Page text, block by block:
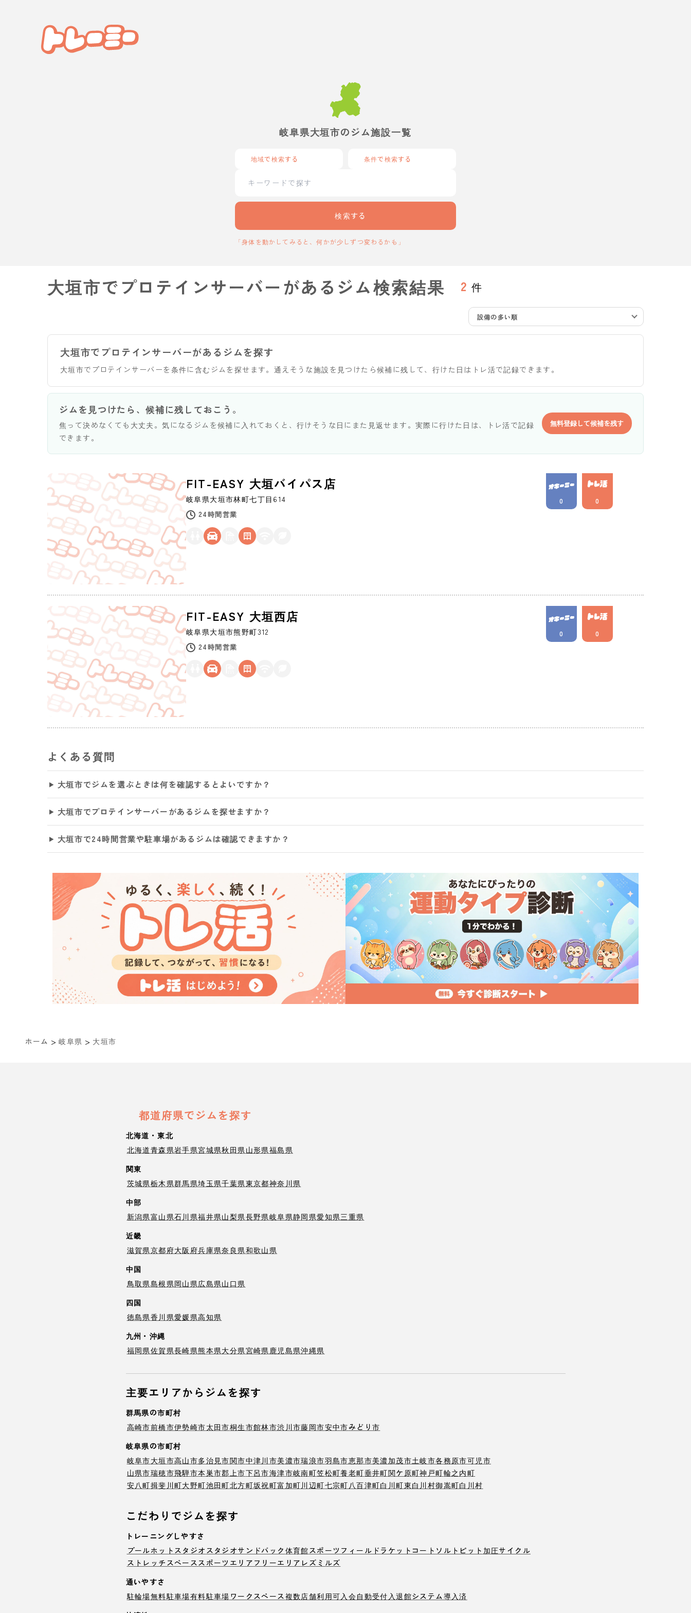
岐阜県大垣市のジム施設一覧
地域で検索する 条件で検索する
検索する
「身体を動かしてみると、何かが少しずつ変わるかも」
大垣市でプロテインサーバーがあるジム検索結果 2 件
設備の多い順
大垣市でプロテインサーバーがあるジムを探す
大垣市でプロテインサーバーを条件に含むジムを探せます。通えそうな施設を見つけたら候補に残して、行けた日はトレ活で記録できます。
ジムを見つけたら、候補に残しておこう。
焦って決めなくても大丈夫。気になるジムを候補に入れておくと、行けそうな日にまた見返せます。実際に行けた日は、トレ活で記録
できます。
無料登録して候補を残す
FIT-EASY 大垣バイパス店
岐阜県大垣市林町七丁目614
24時間営業
0 0
FIT-EASY 大垣西店
岐阜県大垣市熊野町312
24時間営業
0 0
よくある質問
大垣市でジムを選ぶときは何を確認するとよいですか？
大垣市でプロテインサーバーがあるジムを探せますか？
大垣市で24時間営業や駐車場があるジムは確認できますか？
ホーム > 岐阜県 > 大垣市
都道府県でジムを探す
北海道・東北
北海道青森県岩手県宮城県秋田県山形県福島県
関東
茨城県栃木県群馬県埼玉県千葉県東京都神奈川県
中部
新潟県富山県石川県福井県山梨県長野県岐阜県静岡県愛知県三重県
近畿
滋賀県京都府大阪府兵庫県奈良県和歌山県
中国
鳥取県島根県岡山県広島県山口県
四国
徳島県香川県愛媛県高知県
九州・沖縄
福岡県佐賀県長崎県熊本県大分県宮崎県鹿児島県沖縄県
主要エリアからジムを探す
群馬県の市町村
高崎市前橋市伊勢崎市太田市桐生市館林市渋川市藤岡市安中市みどり市
岐阜県の市町村
岐阜市大垣市高山市多治見市関市中津川市美濃市瑞浪市羽島市恵那市美濃加茂市土岐市各務原市可児市
山県市瑞穂市飛騨市本巣市郡上市下呂市海津市岐南町笠松町養老町垂井町関ケ原町神戸町輪之内町
安八町揖斐川町大野町池田町北方町坂祝町富加町川辺町七宗町 八百津町白川町東白川村御嵩町白川村
こだわりでジムを探す
トレーニングしやすさ
プールホットスタジオ スタジオサンドバック 体育館スポーツフィールド ラケットコート ソルトピット 加圧サイクル
ストレッチスペーススポーツエリア フリーエリア レズミルズ
通いやすさ
駐輪場無料駐車場有料駐車場 ワークスペース複数店舗利用可入会自動受付 入退館システム導入済